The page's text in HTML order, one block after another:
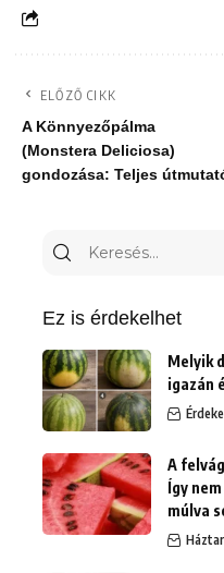
ELŐZŐ CIKK
A Könnyezőpálma
(Monstera Deliciosa)
gondozása: Teljes
Keresés
Ez is érdekelhet
Melyik
igazán
A
Így
múlva